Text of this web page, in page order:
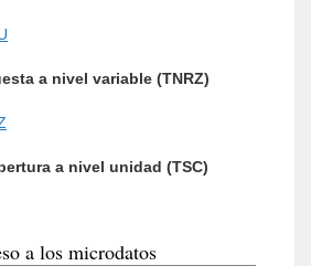
a nivel variable (TNRZ)
a nivel unidad (TSC)
a los microdatos